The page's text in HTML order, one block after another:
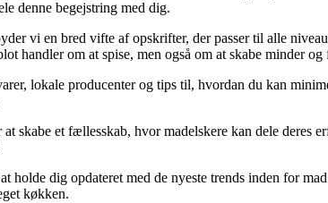
denne begejstring med dig.
vi en bred vifte af opskrifter, der passer til alle
handler om at spise, men også om at skabe minder og
lokale producenter og tips til, hvordan du kan
skabe et fællesskab, hvor madelskere kan dele deres
holde dig opdateret med de nyeste trends inden for
køkken.